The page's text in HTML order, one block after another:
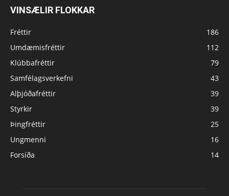
VINSÆLIR FLOKKAR
Fréttir
186
Umdæmisfréttir
112
Klúbbafréttir
79
Samfélagsverkefni
43
Alþjóðafréttir
39
Styrkir
39
Þingfréttir
25
Ungmenni
16
Forsíða
14